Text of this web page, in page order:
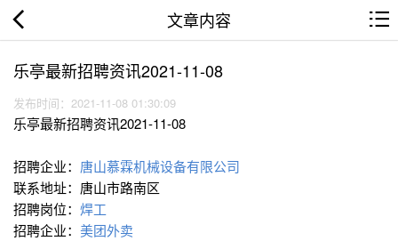
文章内容
乐亭最新招聘资讯2021-11-08
发布时间：2021-11-08 01:30:09
乐亭最新招聘资讯2021-11-08
招聘企业： 唐山慕霖机械设备有限公司
联系地址：唐山市路南区
招聘岗位： 焊工
招聘企业： 美团外卖